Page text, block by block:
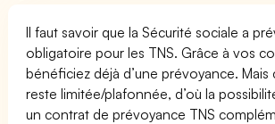
Il faut savoir que la Sécurité sociale a
obligatoire pour les TNS. Grâce à vos
bénéficiez déjà d’une prévoyance.
reste limitée/plafonnée, d’où la
un contrat de prévoyance TNS